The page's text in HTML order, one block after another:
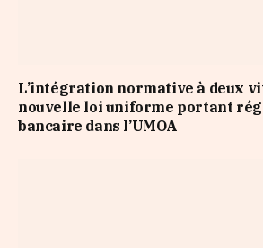
L’intégration normative à deux
nouvelle loi uniforme portant
bancaire dans l’UMOA